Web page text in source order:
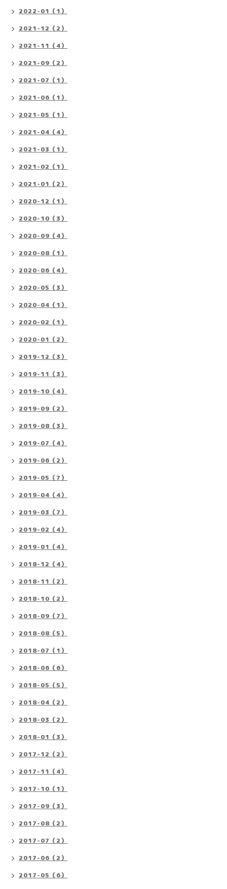
2022-01（1）
2021-12（2）
2021-11（4）
2021-09（2）
2021-07（1）
2021-06（1）
2021-05（1）
2021-04（4）
2021-03（1）
2021-02（1）
2021-01（2）
2020-12（1）
2020-10（3）
2020-09（4）
2020-08（1）
2020-06（4）
2020-05（3）
2020-04（1）
2020-02（1）
2020-01（2）
2019-12（3）
2019-11（3）
2019-10（4）
2019-09（2）
2019-08（3）
2019-07（4）
2019-06（2）
2019-05（7）
2019-04（4）
2019-03（7）
2019-02（4）
2019-01（4）
2018-12（4）
2018-11（2）
2018-10（2）
2018-09（7）
2018-08（5）
2018-07（1）
2018-06（6）
2018-05（5）
2018-04（2）
2018-03（2）
2018-01（3）
2017-12（2）
2017-11（4）
2017-10（1）
2017-09（3）
2017-08（2）
2017-07（2）
2017-06（2）
2017-05（6）